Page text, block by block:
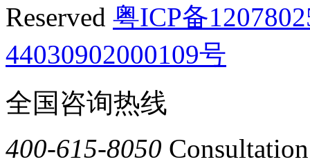
Reserved 粤ICP备
44030902000109号
全国咨询热线
400-615-8050